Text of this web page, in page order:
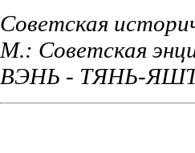
Советская
М.: Советская
ВЭНЬ - ТЯНЬ-